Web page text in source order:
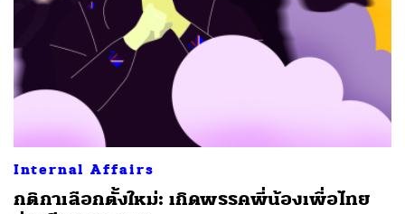
Internal Affairs
กติกาเลือกตั้งใหม่: เกิดพรรคพี่น้องเพื่อไทย